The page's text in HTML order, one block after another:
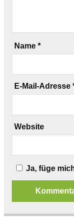
Name *
E-Mail-Adresse
Website
Ja, füge